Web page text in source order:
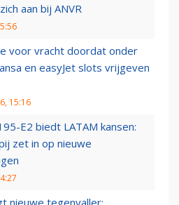
aan bij ANVR
voor vracht doordat onder
en easyJet slots vrijgeven
15:16
E2 biedt LATAM kansen:
zet in op nieuwe